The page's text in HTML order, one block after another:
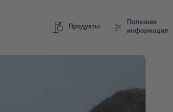
Продукты
Полезная
информация